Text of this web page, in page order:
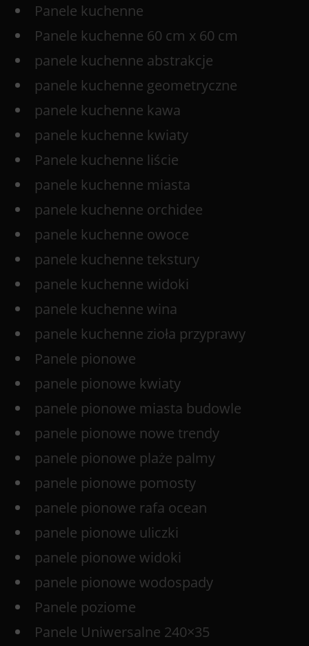
Panele kuchenne
Panele kuchenne 60 cm x 60 cm
panele kuchenne abstrakcje
panele kuchenne geometryczne
panele kuchenne kawa
panele kuchenne kwiaty
Panele kuchenne liście
panele kuchenne miasta
panele kuchenne orchidee
panele kuchenne owoce
panele kuchenne tekstury
panele kuchenne widoki
panele kuchenne wina
panele kuchenne zioła przyprawy
Panele pionowe
panele pionowe kwiaty
panele pionowe miasta budowle
panele pionowe nowe trendy
panele pionowe plaże palmy
panele pionowe pomosty
panele pionowe rafa ocean
panele pionowe uliczki
panele pionowe widoki
panele pionowe wodospady
Panele poziome
Panele Uniwersalne 240×35